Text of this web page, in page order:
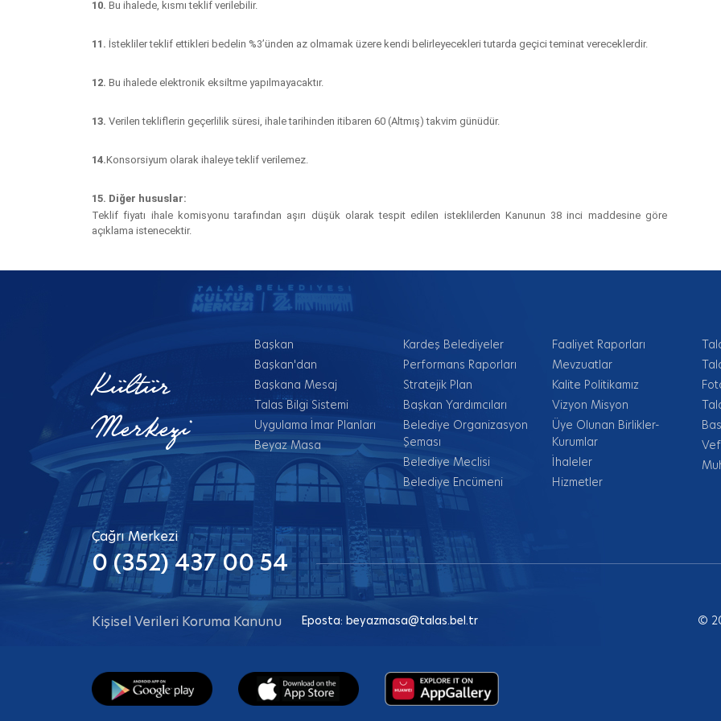
10. Bu ihalede, kısmı teklif verilebilir.
11. İstekliler teklif ettikleri bedelin %3’ünden az olmamak üzere kendi belirleyecekleri tutarda geçici teminat vereceklerdir.
12. Bu ihalede elektronik eksiltme yapılmayacaktır.
13. Verilen tekliflerin geçerlilik süresi, ihale tarihinden itibaren 60 (Altmış) takvim günüdür.
14.Konsorsiyum olarak ihaleye teklif verilemez.
15. Diğer hususlar:
Teklif fiyatı ihale komisyonu tarafından aşırı düşük olarak tespit edilen isteklilerden Kanunun 38 inci maddesine göre
açıklama istenecektir.
Kültür
Merkezi
Başkan
Başkan'dan
Başkana Mesaj
Talas Bilgi Sistemi
Uygulama İmar Planları
Beyaz Masa
Kardeş Belediyeler
Performans Raporları
Stratejik Plan
Başkan Yardımcıları
Belediye Organizasyon
Şeması
Belediye Meclisi
Belediye Encümeni
Faaliyet Raporları
Mevzuatlar
Kalite Politikamız
Vizyon Misyon
Üye Olunan Birlikler-
Kurumlar
İhaleler
Hizmetler
Çağrı Merkezi
0 (352) 437 00 54
Kişisel Verileri Koruma Kanunu Eposta: beyazmasa@talas.bel.tr ©